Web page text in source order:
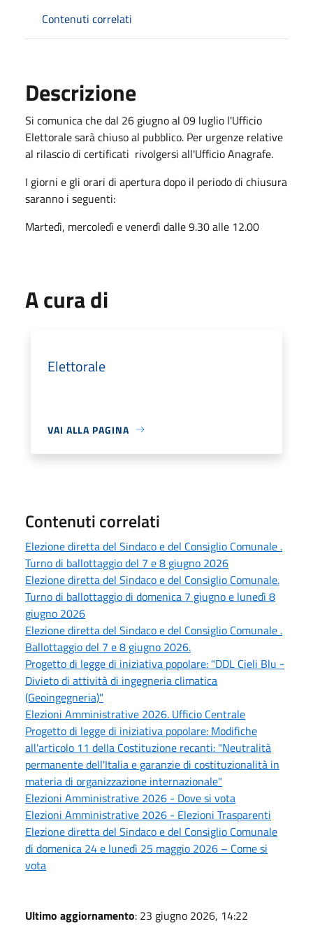
Contenuti correlati
Descrizione
Si comunica che dal 26 giugno al 09 luglio l'Ufficio
Elettorale sarà chiuso al pubblico. Per urgenze relative
al rilascio di certificati rivolgersi all'Ufficio Anagrafe.
I giorni e gli orari di apertura dopo il periodo di chiusura
saranno i seguenti:
Martedì, mercoledì e venerdì dalle 9.30 alle 12.00
A cura di
Elettorale
VAI ALLA PAGINA
Contenuti correlati
Elezione diretta del Sindaco e del Consiglio Comunale .
Turno di ballottaggio del 7 e 8 giugno 2026
Elezione diretta del Sindaco e del Consiglio Comunale.
Turno di ballottaggio di domenica 7 giugno e lunedì 8
giugno 2026
Elezione diretta del Sindaco e del Consiglio Comunale .
Ballottaggio del 7 e 8 giugno 2026.
Progetto di legge di iniziativa popolare: "DDL Cieli Blu -
Divieto di attività di ingegneria climatica
(Geoingegneria)"
Elezioni Amministrative 2026. Ufficio Centrale
Progetto di legge di iniziativa popolare: Modifiche
all'articolo 11 della Costituzione recanti: "Neutralità
permanente dell'Italia e garanzie di costituzionalità in
materia di organizzazione internazionale"
Elezioni Amministrative 2026 - Dove si vota
Elezioni Amministrative 2026 - Elezioni Trasparenti
Elezione diretta del Sindaco e del Consiglio Comunale
di domenica 24 e lunedì 25 maggio 2026 – Come si
vota
Ultimo aggiornamento: 23 giugno 2026, 14:22